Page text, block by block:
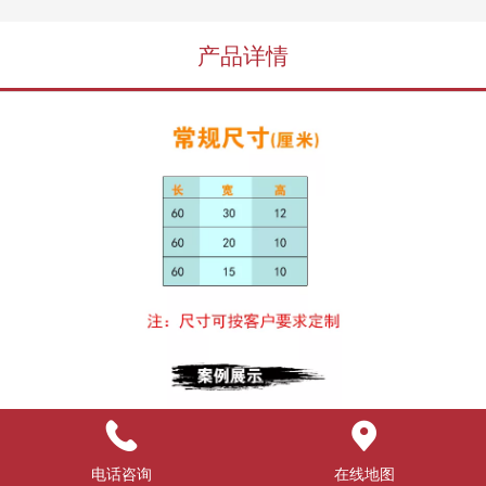
产品详情
电话咨询 在线地图